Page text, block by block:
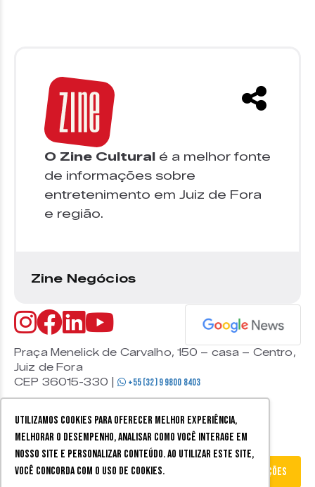
Utilizamos cookies para oferecer melhor experiência,
melhorar o desempenho, analisar como você interage em
nosso site e personalizar conteúdo. Ao utilizar este site,
você concorda com o uso de cookies.
Filtrar Promoções
O Zine Cultural é a melhor fonte
de informações sobre
entretenimento em Juiz de Fora
e região.
Zine Negócios
Praça Menelick de Carvalho, 150 – casa – Centro,
Juiz de Fora
CEP 36015-330 |
+55 (32) 9 9800 8403